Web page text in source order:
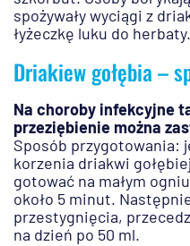
spożywały wyciągi z
łyżeczkę luku do herbaty.
Driakiew gołębia –
Na choroby infekcyjne
przeziębienie można
Sposób przygotowania:
korzenia driakwi
gotować na małym
około 5 minut.
przestygnięcia,
na dzień po 50 ml.